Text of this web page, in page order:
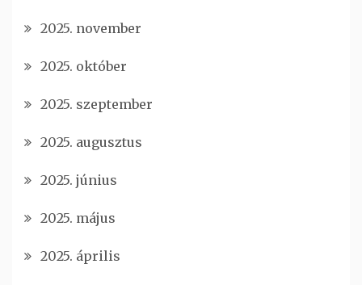
2025. november
2025. október
2025. szeptember
2025. augusztus
2025. június
2025. május
2025. április